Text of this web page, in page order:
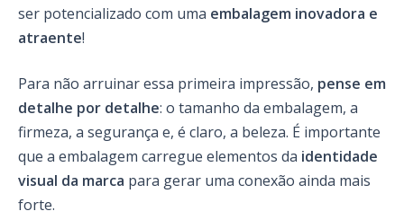
ser potencializado com uma embalagem inovadora e
atraente!
Para não arruinar essa primeira impressão, pense em
detalhe por detalhe: o tamanho da embalagem, a
firmeza, a segurança e, é claro, a beleza. É importante
que a embalagem carregue elementos da identidade
visual da marca para gerar uma conexão ainda mais
forte.